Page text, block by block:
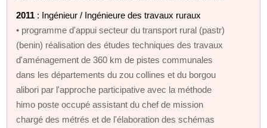
2011 : Ingénieur / Ingénieure des travaux ruraux
• programme d'appui secteur du transport rural (pastr)
(benin) réalisation des études techniques des travaux
d'aménagement de 360 km de pistes communales
dans les départements du zou collines et du borgou
alibori par l'approche participative avec la méthode
himo poste occupé assistant du chef de mission
chargé des métrés et de l'élaboration des schémas